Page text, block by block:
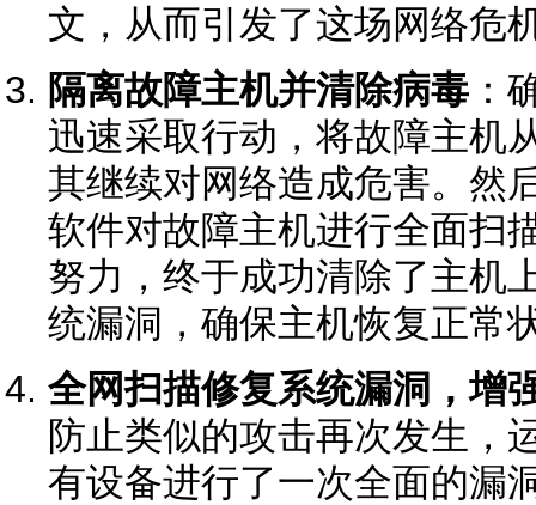
文，从而引发了这场网络危
隔离故障主机并清除病毒 ：
迅速采取行动，将故障主机
其继续对网络造成危害。然
软件对故障主机进行全面扫
努力，终于成功清除了主机
统漏洞，确保主机恢复正常
全网扫描修复系统漏洞，增
防止类似的攻击再次发生，
有设备进行了一次全面的漏